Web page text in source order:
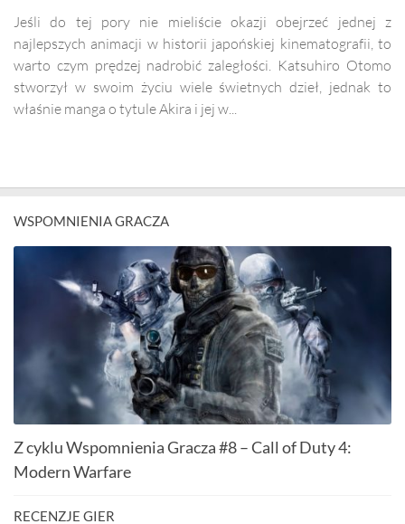
Jeśli do tej pory nie mieliście okazji obejrzeć jednej z
najlepszych animacji w historii japońskiej kinematografii, to
warto czym prędzej nadrobić zaległości. Katsuhiro Otomo
stworzył w swoim życiu wiele świetnych dzieł, jednak to
właśnie manga o tytule Akira i jej w...
WSPOMNIENIA GRACZA
Z cyklu Wspomnienia Gracza #8 – Call of Duty 4:
Modern Warfare
RECENZJE GIER